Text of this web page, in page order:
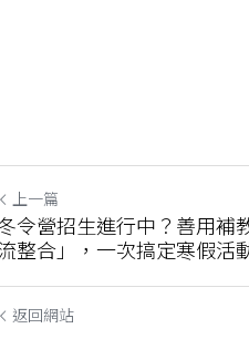
上一篇
令營招生進行中？善用補
整合」，一次搞定寒假活
返回網站